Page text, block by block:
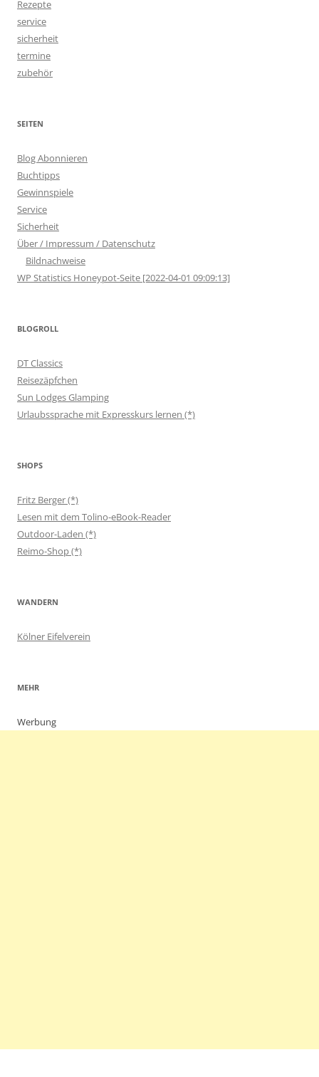
Rezepte
service
sicherheit
termine
zubehör
SEITEN
Blog Abonnieren
Buchtipps
Gewinnspiele
Service
Sicherheit
Über / Impressum / Datenschutz
Bildnachweise
WP Statistics Honeypot-Seite [2022-04-01 09:09:13]
BLOGROLL
DT Classics
Reisezäpfchen
Sun Lodges Glamping
Urlaubssprache mit Expresskurs lernen (*)
SHOPS
Fritz Berger (*)
Lesen mit dem Tolino-eBook-Reader
Outdoor-Laden (*)
Reimo-Shop (*)
WANDERN
Kölner Eifelverein
MEHR
Werbung